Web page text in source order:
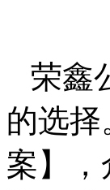
荣鑫
的选
案】